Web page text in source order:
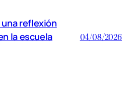
reflexión
la escuela
04/08/2026